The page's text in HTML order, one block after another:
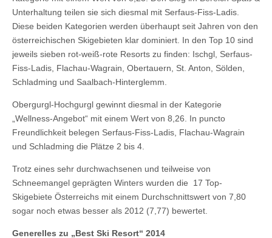
Unterhaltung teilen sie sich diesmal mit Serfaus-Fiss-Ladis.
Diese beiden Kategorien werden überhaupt seit Jahren von den
österreichischen Skigebieten klar dominiert. In den Top 10 sind
jeweils sieben rot-weiß-rote Resorts zu finden: Ischgl, Serfaus-
Fiss-Ladis, Flachau-Wagrain, Obertauern, St. Anton, Sölden,
Schladming und Saalbach-Hinterglemm.
Obergurgl-Hochgurgl gewinnt diesmal in der Kategorie
„Wellness-Angebot“ mit einem Wert von 8,26. In puncto
Freundlichkeit belegen Serfaus-Fiss-Ladis, Flachau-Wagrain
und Schladming die Plätze 2 bis 4.
Trotz eines sehr durchwachsenen und teilweise von
Schneemangel geprägten Winters wurden die 17 Top-
Skigebiete Österreichs mit einem Durchschnittswert von 7,80
sogar noch etwas besser als 2012 (7,77) bewertet.
Generelles zu „Best Ski Resort“ 2014